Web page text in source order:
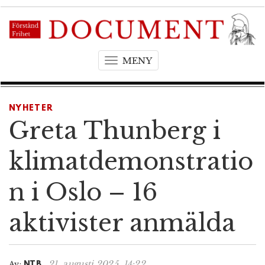
MENYT
g
l
e
a
i
g
a
t
i
NYHETER
Greta Thunberg i
klimatdemonstratio
n i Oslo – 16
aktivister anmälda